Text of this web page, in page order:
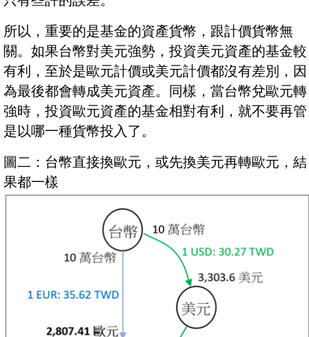
所以，重要的是基金的資產貨幣，跟計價貨幣無
關。如果台幣對美元強勢，投資美元資產的基金較
有利，至於是歐元計價或美元計價都沒有差別，因
為最後都會轉成美元資產。同樣，當台幣兌歐元轉
強時，投資歐元資產的基金相對有利，就不要再管
是以哪一種貨幣投入了。
圖二：台幣直接換歐元，或先換美元再轉歐元，結
果都一樣